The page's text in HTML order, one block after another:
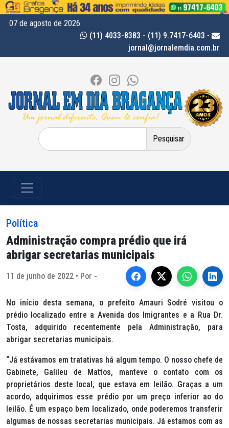
07 de agosto de 2026
(11) 4033-8383 - (11) 9.7417-6403 -
jornal@jornalemdia.com.br
Pesquisar
por:
Política
Administração compra prédio que irá
abrigar secretarias municipais
11 de junho de 2022 • Por -
No início desta semana, o prefeito Amauri Sodré visitou o
prédio localizado entre a Avenida dos Imigrantes e a Rua Dr.
Tosta, adquirido recentemente pela Administração, para
abrigar secretarias municipais.
“Já estávamos em tratativas há algum tempo. O nosso chefe de
Gabinete, Galileu de Mattos, manteve o contato com os
proprietários deste local, que estava em leilão. Graças a um
acordo, adquirimos esse prédio por um preço inferior ao do
leilão. É um espaço bem localizado, onde poderemos transferir
algumas de nossas secretarias municipais. Já estamos com as